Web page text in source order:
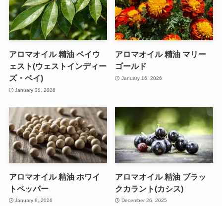
アロマオイル 精油 ベイウ
ェスト(ウェストインディー
ズ・ベイ)
January 30, 2026
アロマオイル 精油 マリー
ゴールド
January 16, 2026
アロマオイル 精油 ホワイ
トペッパー
January 9, 2026
アロマオイル 精油 ブラッ
クカラント(カシス)
December 26, 2025